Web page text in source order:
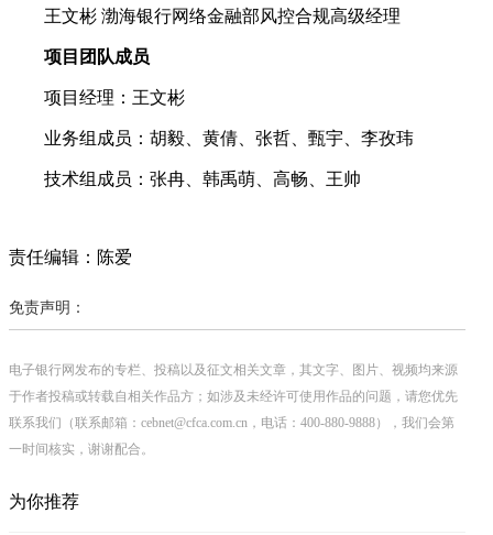
王文彬 渤海银行网络金融部风控合规高级经理
项目团队成员
项目经理：王文彬
业务组成员：胡毅、黄倩、张哲、甄宇、李孜玮
技术组成员：张冉、韩禹萌、高畅、王帅
责任编辑：陈爱
免责声明：
电子银行网发布的专栏、投稿以及征文相关文章，其文字、图片、视频均来源
于作者投稿或转载自相关作品方；如涉及未经许可使用作品的问题，请您优先
联系我们（联系邮箱：cebnet@cfca.com.cn，电话：400-880-9888），我们会第
一时间核实，谢谢配合。
为你推荐